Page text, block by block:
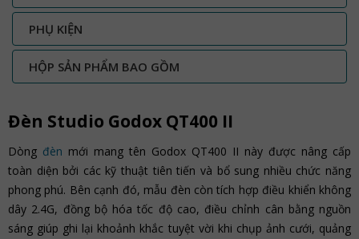
PHỤ KIỆN
HỘP SẢN PHẨM BAO GỒM
Đèn Studio Godox QT400 II
Dòng đèn mới mang tên Godox QT400 II này được nâng cấp
toàn diện bởi các kỹ thuật tiên tiến và bổ sung nhiều chức năng
phong phú. Bên cạnh đó, mẫu đèn còn tích hợp điều khiển không
dây 2.4G, đồng bộ hóa tốc độ cao, điều chỉnh cân bằng nguồn
sáng giúp ghi lại khoảnh khắc tuyệt vời khi chụp ảnh cưới, quảng